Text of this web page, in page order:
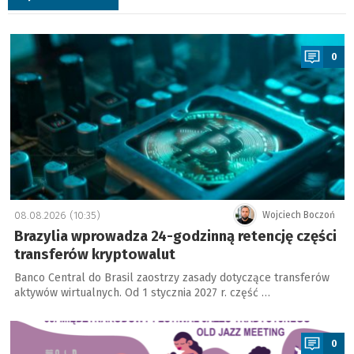
a
0
Wojciech Boczoń
08.08.2026 (10:35)
Brazylia wprowadza 24-godzinną retencję części
transferów kryptowalut
Banco Central do Brasil zaostrzy zasady dotyczące transferów
aktywów wirtualnych. Od 1 stycznia 2027 r. część …
a
0